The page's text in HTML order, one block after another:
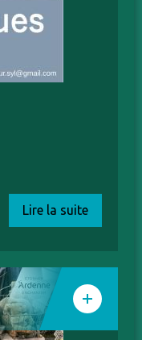
Lire la suite